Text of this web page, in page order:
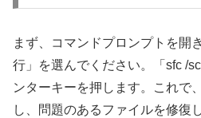
まず、コマンドプロンプトを開
行」を選んでください。「sfc /
ンターキーを押します。これで
し、問題のあるファイルを修復